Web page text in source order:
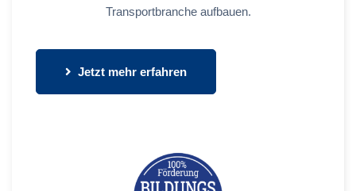
Transportbranche aufbauen.
Jetzt mehr erfahren